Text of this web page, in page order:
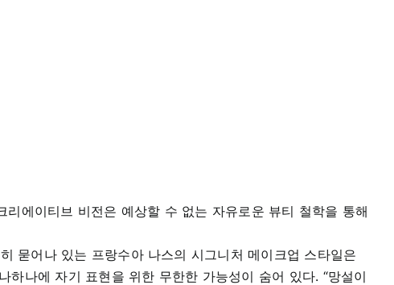
에이티브 비전은 예상할 수 없는 자유로운 뷰티 철학을 통해
묻어나 있는 프랑수아 나스의 시그니처 메이크업 스타일은
나에 자기 표현을 위한 무한한 가능성이 숨어 있다. “망설이